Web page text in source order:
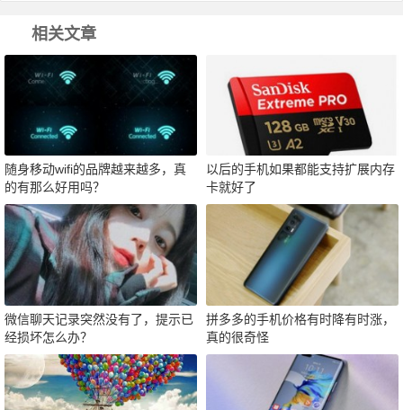
相关文章
随身移动wifi的品牌越来越多，真
的有那么好用吗？
以后的手机如果都能支持扩展内存
卡就好了
微信聊天记录突然没有了，提示已
经损坏怎么办？
拼多多的手机价格有时降有时涨，
真的很奇怪